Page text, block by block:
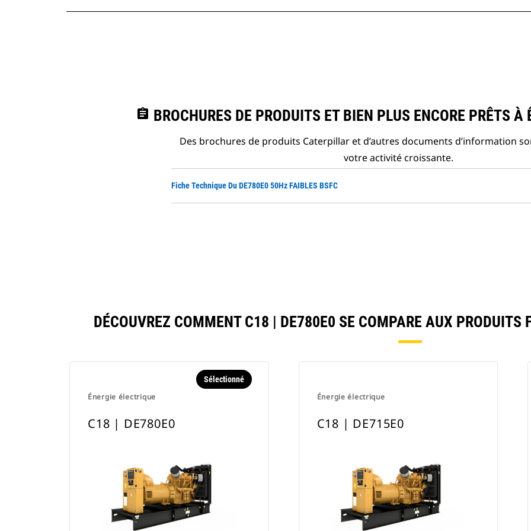
assignment BROCHURES DE PRODUITS ET BIEN PLUS ENCORE PRÊTS À
Des brochures de produits Caterpillar et d’autres documents d’information
votre activité croissante.
Fiche Technique Du DE780E0 50Hz FAIBLES BSFC
DÉCOUVREZ COMMENT C18 | DE780E0 SE COMPARE AUX PRODUITS
Énergie électrique
Sélectionné
C18 | DE780E0
Énergie électrique
C18 | DE715E0